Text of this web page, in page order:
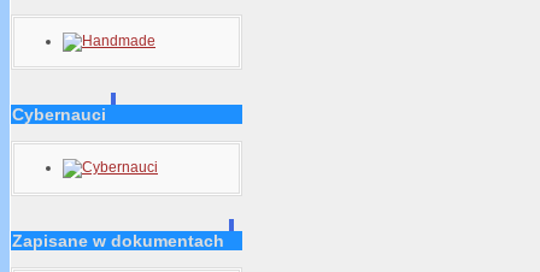
Cybernauci
Zapisane w dokumentach